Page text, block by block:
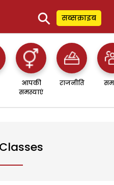
⚲ सब्सक्राइब
आपकी
समस्याएं
राजनीति